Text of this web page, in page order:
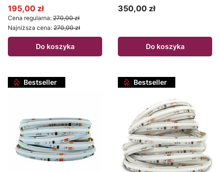
Cena promocyjna
195,00 zł
Cena regularna: 270,00 zł
Najniższa cena: 270,00 zł
Do koszyka
Cena
350,00 zł
Do koszyka
Bestseller Bestseller